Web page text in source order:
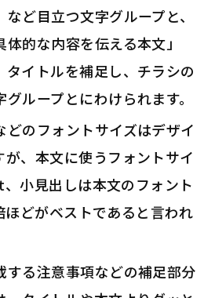
など目立つ文字グループと、
体的な内容を伝える本文」
タイトルを補足し、チラシの
ループとにわけられます。
どのフォントサイズはデザイ
が、本文に使うフォントサイ
小見出しは本文のフォント
どがベストであると言われ
する注意事項などの補足部分